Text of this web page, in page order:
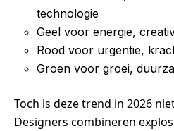
technologie
Geel voor energie,
Rood voor urgentie,
Groen voor groei,
Toch is deze trend in 2026
Designers combineren